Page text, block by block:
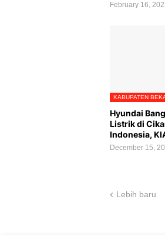
February 16,
KABUPATEN
Hyundai
Listrik di
Indonesia,
December 15,
Lebih baru